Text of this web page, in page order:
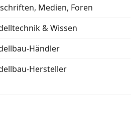
Medien, Foren
& Wissen
Händler
Hersteller